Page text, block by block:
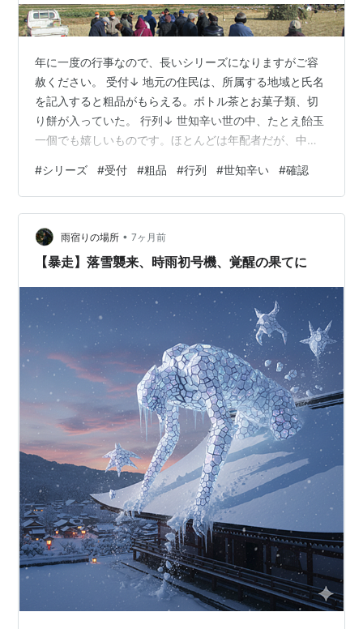
年に一度の行事なので、長いシリーズになりますがご容
赦ください。 受付↓ 地元の住民は、所属する地域と氏名
を記入すると粗品がもらえる。ボトル茶とお菓子類、切
り餅が入っていた。 行列↓ 世知辛い世の中、たとえ飴玉
一個でも嬉しいものです。ほとんどは年配者だが、中に
時の着火に備え、役員さんが周辺や火を付ける入口を確
認。 群馬中央ギター学院のトップページへリンクしま
す。 中央マンドリンクラブのページへリンクします。 フ
ランク永井鉛筆画前橋展示室のページへリンクします。
#シリーズ #受付 #粗品 #行列 #世知辛い #確認
雨宿りの場所 • 7ヶ月前
【暴走】落雪襲来、時雨初号機、覚醒の果てに